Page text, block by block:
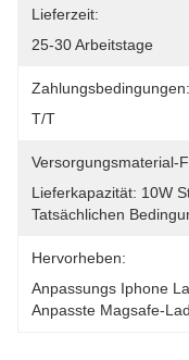
Lieferzeit:
25-30 Arbeitstage
Zahlungsbedingungen:
T/T
Versorgungsmaterial-
Lieferkapazität: 10W
Tatsächlichen
Hervorheben:
Anpassungs Iphone
Anpasste Magsafe-